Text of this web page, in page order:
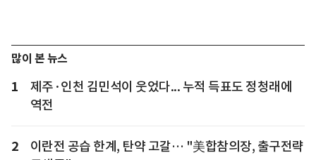
많이 본 뉴스
1
제주·인천 김민석이 웃었다... 누적 득표도 정청래에
역전
2
이란전 공습 한계, 탄약 고갈… "美합참의장, 출구전략